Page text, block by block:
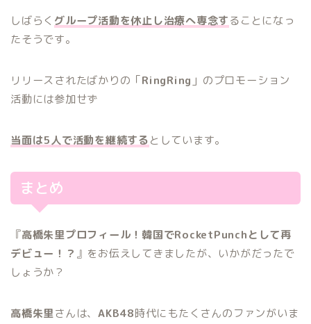
しばらく グループ活動を休止し治療へ専念することになっ
たそうです。
リリースされたばかりの「RingRing 」のプロモーション
活動には参加せず
当面は5人で活動を継続するとしています。
まとめ
『高橋朱里プロフィール！韓国でRocketPunchとして再
デビュー！？ 』をお伝えしてきましたが、いかがだったで
しょうか？
高橋朱里さんは、AKB48時代にもたくさんのファンがいま